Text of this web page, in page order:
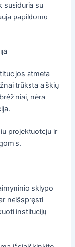
susiduria su
papildomo
atmeta
trūksta aiškių
nėra
projektuotoju ir
sklypo
neišspręsti
institucijų